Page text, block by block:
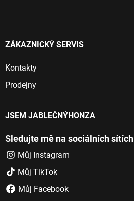
ZÁKAZNICKÝ SERVIS
Kontakty
Prodejny
JSEM JABLEČNÝHONZA
Sledujte mě na sociálních sítích
Můj Instagram
Můj TikTok
Můj Facebook